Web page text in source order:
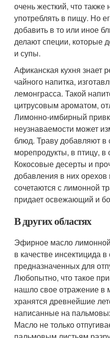
очень жесткий, что также
употреблять в пищу. Но
добавить в то или иное
делают специи, которые
и супы.
Афиканская кухня знает
чайного напитка,
лемонграсса. Такой
цитрусовым ароматом,
Лимонно-имбирный
неузнаваемости может
блюд. Траву добавляют в
морепродукты, в птицу,
Кокосовые десерты и
добавления в них
сочетаются с лимонной
придает освежающий и
В других областях
Эфирное масло
в качестве инсектицида
предназначенных для
Любопытно, что такое
нашло свое отражение в
хранятся древнейшие
написанные на
Масло не только